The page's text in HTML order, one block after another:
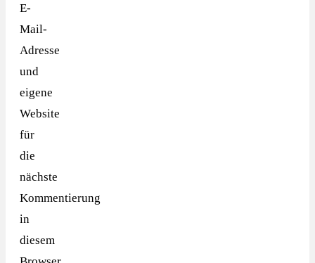
E-
Mail-
Adresse
und
eigene
Website
für
die
nächste
Kommentierung
in
diesem